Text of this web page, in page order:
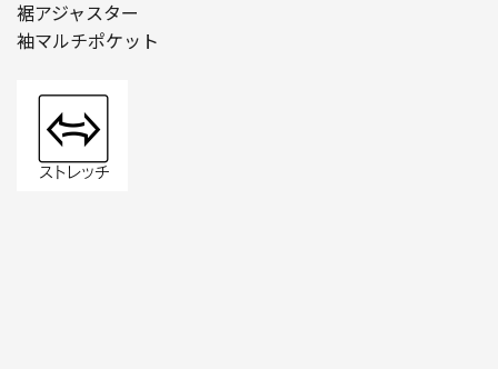
裾アジャスター
袖マルチポケット